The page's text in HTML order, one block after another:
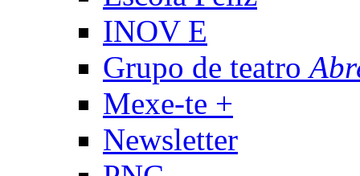
INOV E
Grupo de teatro
Mexe-te +
Newsletter